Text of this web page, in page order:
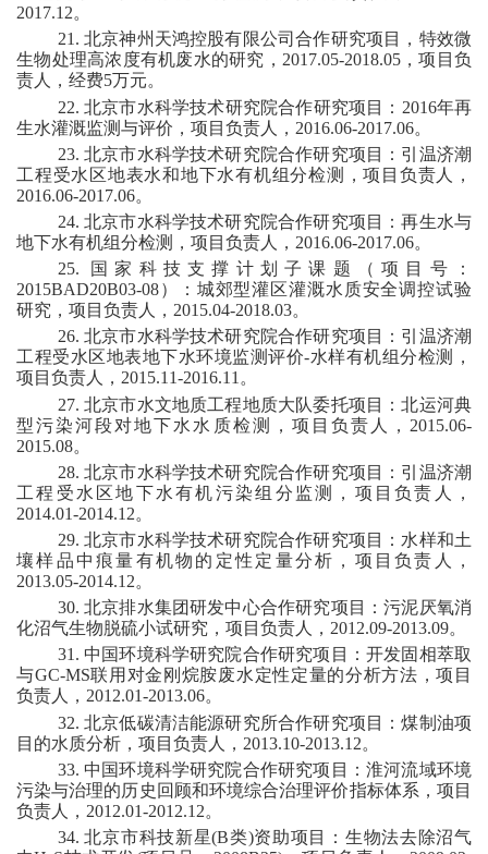
2017.12。
21. 北京神州天鸿控股有限公司合作研究项目，特效微
生物处理高浓度有机废水的研究， 2017.05-2018.05，项目负
责人 ，经费5万元。
22. 北京市水科学技术研究院合作研究项目： 2016年再
生水灌溉监测与评价， 项目 负责 人 ， 2016.06-2017.06。
23. 北京市水科学技术研究院合作研究项目：引温济潮
工程受水区地表水和地下水有机组分检测
，项目 负责 人
，
2016.06-2017.06。
24. 北京市水科学技术研究院合作研究项目：再生水与
地下水有机组分检测 ， 项目 负责 人 ， 2016.06-2017.06。
25.
国家科技支撑计划子课题（项目号：
2015BAD20B03-08）：城郊型灌区灌溉水质安全调控试验
研究， 项目 负责 人 ， 2015.04-2018.03。
26. 北京市水科学技术研究院合作研究项目：引温济潮
工程受水区地表地下水环境监测评价-水样有机组分检测
，
项目 负责人 ， 2015.11-2016.11。
27. 北京市水文地质工程地质大队委托项目：北运河典
型污染河段对地下水水质检测， 项目 负责 人 ， 2015.06-
2015.08。
28. 北京市水科学技术研究院合作研究项目：引温济潮
工程受水区地下水有机污染组分监测， 项目负责 人
，
2014.01-2014.12。
29. 北京市水科学技术研究院合作研究项目：水样和土
壤样品中痕量有机物的定性定量分析， 项目负责 人
，
2013.05-2014.12。
30. 北京排水集团研发中心合作研究项目：污泥厌氧消
化沼气生物脱硫小试研究， 项目 负责 人 ， 2012.09-2013.09。
31 . 中国环境科学研究院合作研究项目：开发固相萃取
与GC-MS联用对金刚烷胺废水定性定量的分析方法，项目
负责 人 ， 2012.01-2013.06。
32. 北京低碳清洁能源研究所合作研究项目：煤制油项
目的水质分析， 项目 负责 人 ， 2013.10-2013.12。
33. 中国环境科学研究院合作研究项目：淮河流域环境
污染与治理的历史回顾和环境综合治理评价指标体系， 项目
负责 人 ， 2012.01-2012.12。
34.北京市科技新星(B类)资助项目：生物法去除沼气